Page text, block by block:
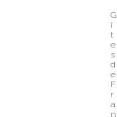
G
î
t
e
s
d
e
F
r
a
n